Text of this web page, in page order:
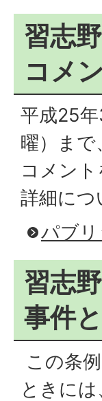
習志
コメ
平成25
曜）まで
コメント
詳細につ
パブ
習志
事件
この条
ときに